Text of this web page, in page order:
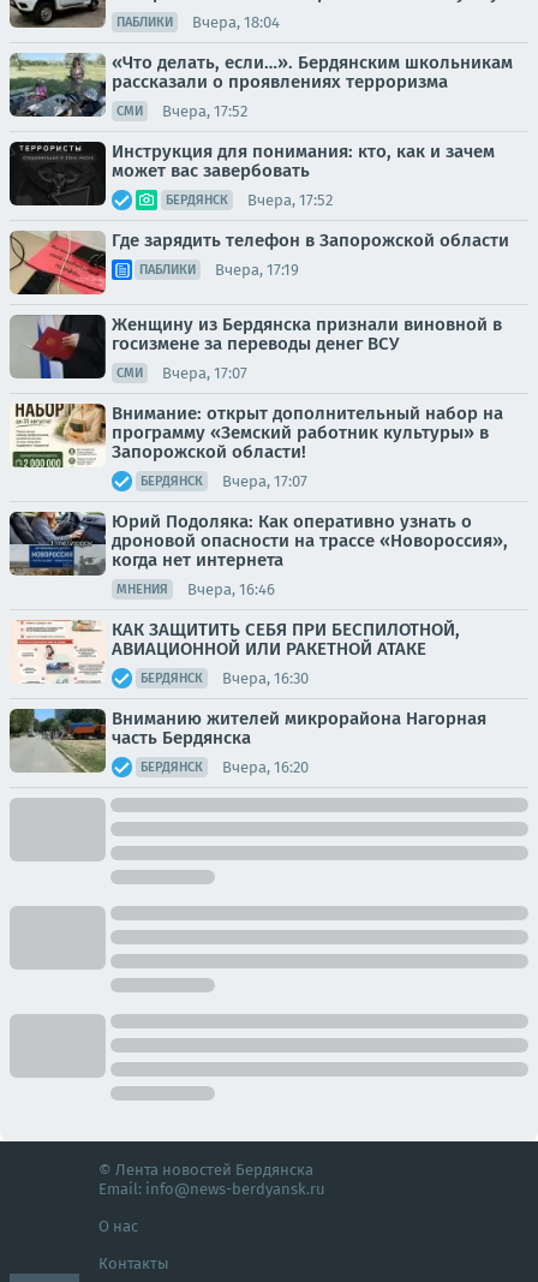
ПАБЛИКИ Вчера, 18:04
«Что делать, если…». Бердянским школьникам
рассказали о проявлениях терроризма
СМИ Вчера, 17:52
Инструкция для понимания: кто, как и зачем
может вас завербовать
БЕРДЯНСК Вчера, 17:52
Где зарядить телефон в Запорожской области
ПАБЛИКИ Вчера, 17:19
Женщину из Бердянска признали виновной в
госизмене за переводы денег ВСУ
СМИ Вчера, 17:07
Внимание: открыт дополнительный набор на
программу «Земский работник культуры» в
Запорожской области!
БЕРДЯНСК Вчера, 17:07
Юрий Подоляка: Как оперативно узнать о
дроновой опасности на трассе «Новороссия»,
когда нет интернета
МНЕНИЯ Вчера, 16:46
КАК ЗАЩИТИТЬ СЕБЯ ПРИ БЕСПИЛОТНОЙ,
АВИАЦИОННОЙ ИЛИ РАКЕТНОЙ АТАКЕ
БЕРДЯНСК Вчера, 16:30
Вниманию жителей микрорайона Нагорная
часть Бердянска
БЕРДЯНСК Вчера, 16:20
© Лента новостей Бердянска
Email: info@news-berdyansk.ru
О нас
Контакты